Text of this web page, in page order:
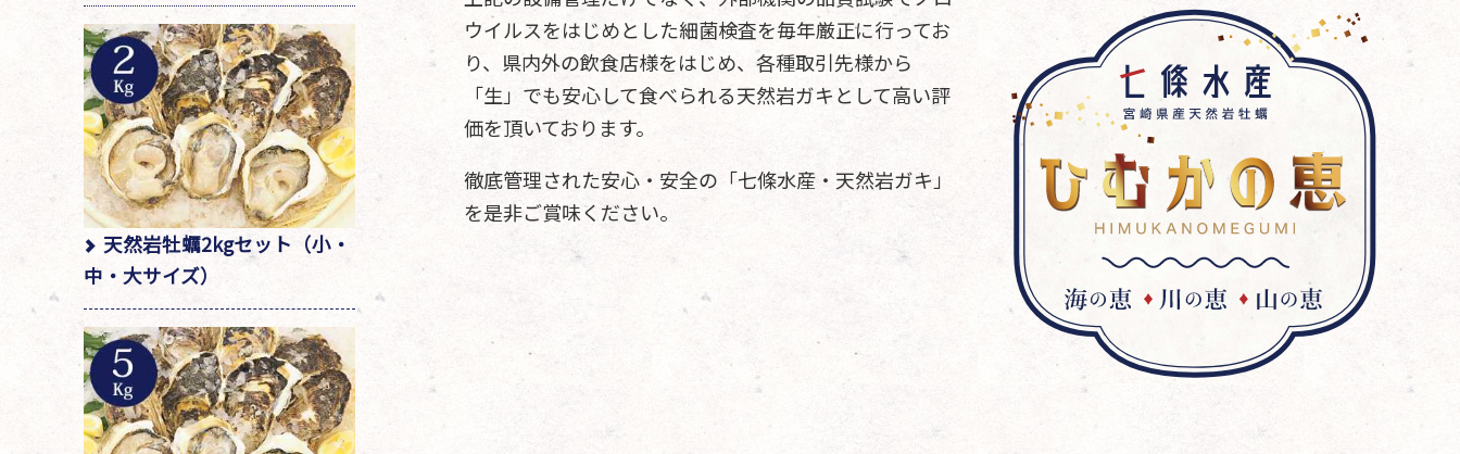
ウイルスをはじめとした細菌検査を毎年厳正に行ってお
り、県内外の飲食店様をはじめ、各種取引先様から
「生」でも安心して食べられる天然岩ガキとして高い評
価を頂いております。
徹底管理された安心・安全の「七條水産・天然岩ガキ」
を是非ご賞味ください。
天然岩牡蠣2kgセット（小・
中・大サイズ）